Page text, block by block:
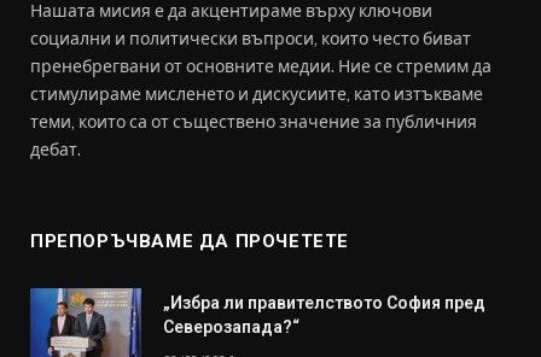
Нашата мисия е да акцентираме върху ключови
социални и политически въпроси, които често биват
пренебрегвани от основните медии. Ние се стремим да
стимулираме мисленето и дискусиите, като изтъкваме
теми, които са от съществено значение за публичния
дебат.
ПРЕПОРЪЧВАМЕ ДА ПРОЧЕТЕТЕ
„Избра ли правителството София пред
Северозапада?“